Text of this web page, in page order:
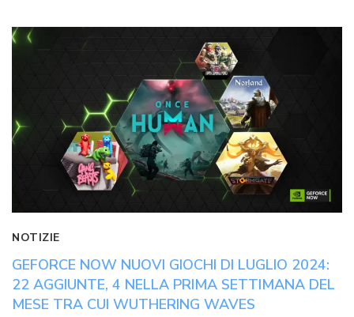
NOTIZIE
GEFORCE NOW NUOVI GIOCHI DI LUGLIO 2024:
22 AGGIUNTE, 4 NELLA PRIMA SETTIMANA DEL
MESE TRA CUI WUTHERING WAVES